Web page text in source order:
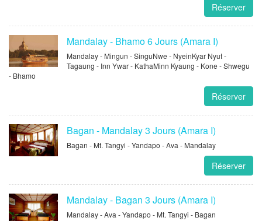
Réserver
Mandalay - Bhamo 6 Jours (Amara I)
Mandalay - Mingun - SinguNwe - NyeinKyar Nyut -
Tagaung - Inn Ywar - KathaMinn Kyaung - Kone - Shwegu
- Bhamo
Réserver
Bagan - Mandalay 3 Jours (Amara I)
Bagan - Mt. Tangyi - Yandapo - Ava - Mandalay
Réserver
Mandalay - Bagan 3 Jours (Amara I)
Mandalay - Ava - Yandapo - Mt. Tangyi - Bagan